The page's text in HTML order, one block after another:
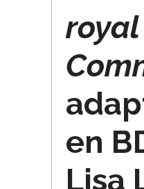
en
Lisa